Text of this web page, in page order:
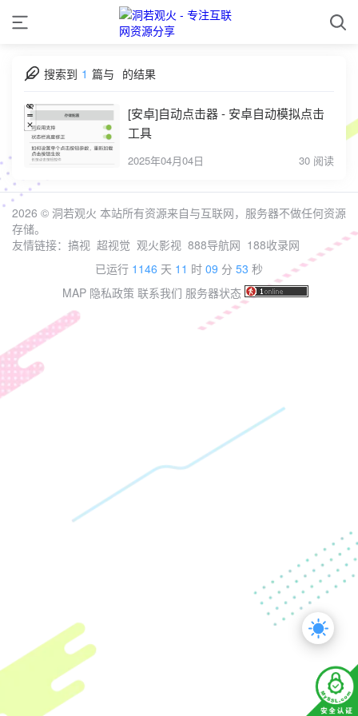
搜索到 1 篇与 的结果
[安卓]自动点击器 - 安卓自动模拟点击
工具
2025年04月04日 30 阅读
2026 © 洞若观火 本站所有资源来自与互联网，服务器不做任何资源
存储。
友情链接： 搞视 超视觉 观火影视 888导航网 188收录网
已运行 1146 天 11 时 09 分 53 秒
MAP 隐私政策 联系我们 服务器状态